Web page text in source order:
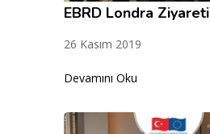
EBRD Londra Ziyareti
26 Kasım 2019
Devamını Oku